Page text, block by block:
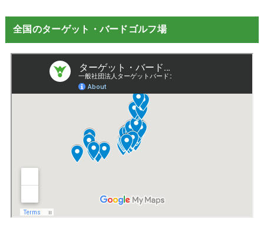
全国のターゲット・バードゴルフ場